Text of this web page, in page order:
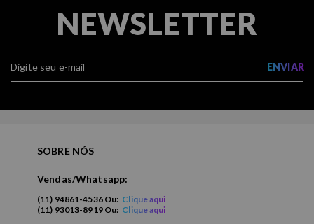
NEWSLETTER
ENVIAR
SOBRE NÓS
Vendas/Whatsapp:
(11) 94861-4536 Ou: Clique aqui
(11) 93013-8919 Ou: Clique aqui